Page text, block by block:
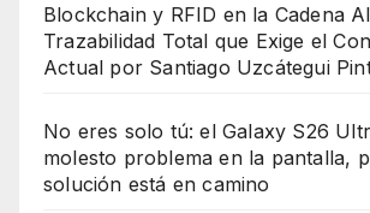
Blockchain y RFID en la Cadena
Trazabilidad Total que Exige el
Actual por Santiago Uzcátegui
No eres solo tú: el Galaxy S26
molesto problema en la pantalla,
solución está en camino